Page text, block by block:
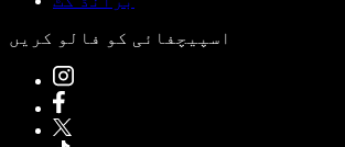
اسپیچفائی کو فالو کریں